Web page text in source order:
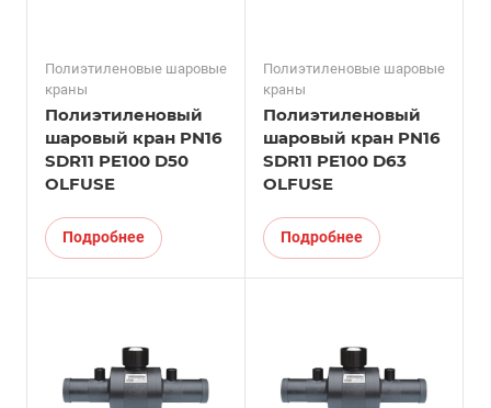
Полиэтиленовые шаровые
краны
Полиэтиленовый
шаровый кран PN16
SDR11 PE100 D50
OLFUSE
Подробнее
Полиэтиленовые шаровые
краны
Полиэтиленовый
шаровый кран PN16
SDR11 PE100 D63
OLFUSE
Подробнее